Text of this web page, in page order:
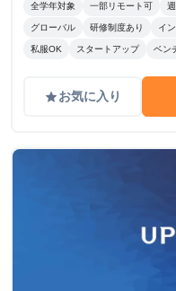
全学年対象 一部リモート可
グローバル 研修制度あり イ
私服OK スタートアップ ベン
gradeお気に入り